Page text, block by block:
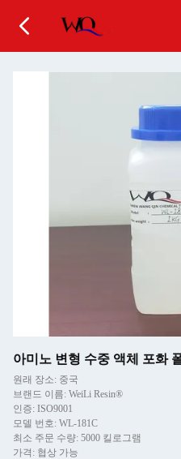
아미노 변형 수중 액체 포화
원래 장소: 중국
브랜드 이름: WeiLi Resin®
인증: ISO9001
모델 번호: WL-181C
최소 주문 수량: 5000 킬로그램
가격: 협상 가능